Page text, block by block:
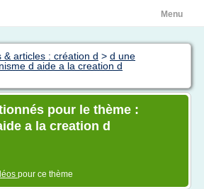
Menu
& articles : création d > d une
d aide a la creation d
pour le thème :
a la creation d
pour ce thème